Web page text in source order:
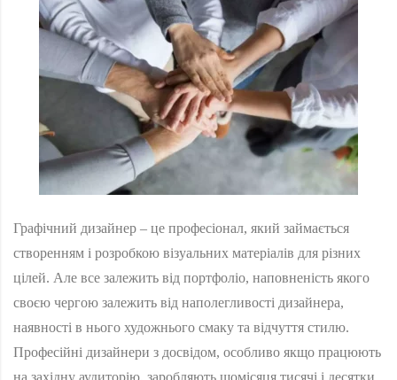
Графічний дизайнер – це професіонал, який займається
створенням і розробкою візуальних матеріалів для різних
цілей. Але все залежить від портфоліо, наповненість якого
своєю чергою залежить від наполегливості дизайнера,
наявності в нього художнього смаку та відчуття стилю.
Професійні дизайнери з досвідом, особливо якщо працюють